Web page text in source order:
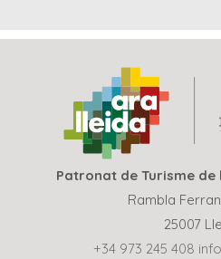
Patronat de Turisme de
Rambla
25007
+34 973 245 408